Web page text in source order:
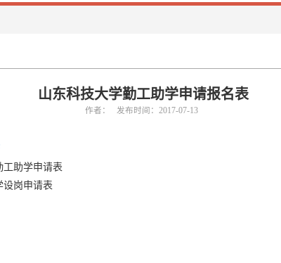
山东科技大学勤工助学申请报名表
作者： 发布时间：2017-07-13
工助学申请表
设岗申请表